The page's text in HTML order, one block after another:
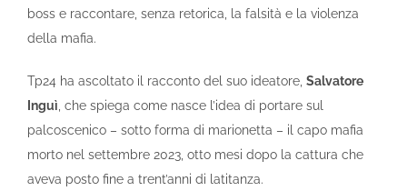
boss e raccontare, senza retorica, la falsità e la violenza
della mafia.
Tp24 ha ascoltato il racconto del suo ideatore, Salvatore
Inguì, che spiega come nasce l’idea di portare sul
palcoscenico – sotto forma di marionetta – il capo mafia
morto nel settembre 2023, otto mesi dopo la cattura che
aveva posto fine a trent’anni di latitanza.